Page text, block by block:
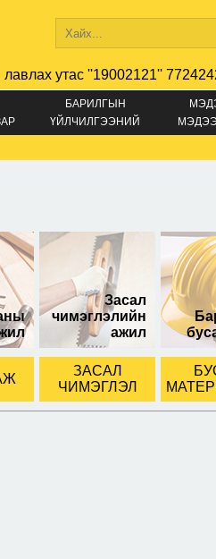
лавлах утас ''19002121''
БАРИЛГЫН
ҮЙЛЧИЛГЭЭНИЙ
Засал
чимэглэлийн
ажил
ЗАСАЛ
ЧИМЭГЛЭЛ